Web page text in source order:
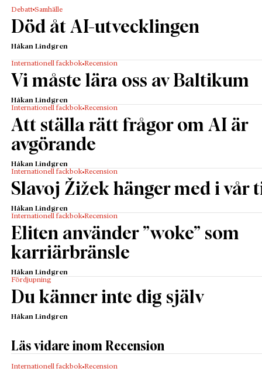
Debatt Samhälle
Död åt AI-utvecklingen
Håkan Lindgren
Internationell fackbok Recension
Vi måste lära oss av Baltikum
Håkan Lindgren
Internationell fackbok Recension
Att ställa rätt frågor om AI är
avgörande
Håkan Lindgren
Internationell fackbok Recension
Slavoj Žižek hänger med i vår
Håkan Lindgren
Internationell fackbok Recension
Eliten använder ”woke” som
karriärbränsle
Håkan Lindgren
Fördjupning
Du känner inte dig själv
Håkan Lindgren
Läs vidare inom Recension
Internationell fackbok Recension